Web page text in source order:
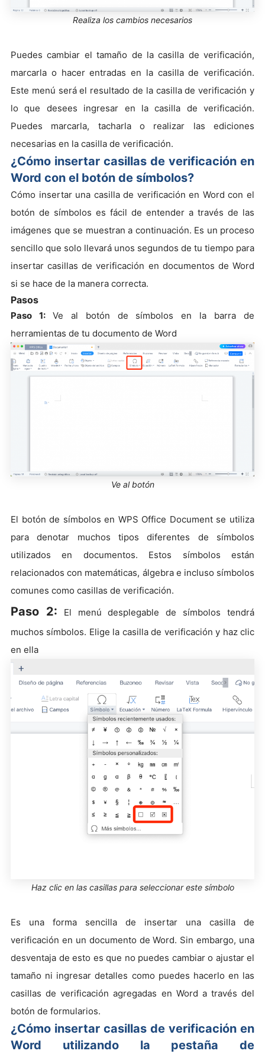
Realiza los cambios necesarios
Puedes cambiar el tamaño de la casilla de verificación,
marcarla o hacer entradas en la casilla de verificación.
Este menú será el resultado de la casilla de verificación y
lo que desees ingresar en la casilla de verificación.
Puedes marcarla, tacharla o realizar las ediciones
necesarias en la casilla de verificación.
¿Cómo insertar casillas de verificación en
Word con el botón de símbolos?
Cómo insertar una casilla de verificación en Word con el
botón de símbolos es fácil de entender a través de las
imágenes que se muestran a continuación. Es un proceso
sencillo que solo llevará unos segundos de tu tiempo para
insertar casillas de verificación en documentos de Word
si se hace de la manera correcta.
Pasos
Paso 1: Ve al botón de símbolos en la barra de
herramientas de tu documento de Word
Ve al botón
El botón de símbolos en WPS Office Document se utiliza
para denotar muchos tipos diferentes de símbolos
utilizados en documentos. Estos símbolos están
relacionados con matemáticas, álgebra e incluso símbolos
comunes como casillas de verificación.
Paso 2: El menú desplegable de símbolos tendrá
muchos símbolos. Elige la casilla de verificación y haz clic
en ella
Haz clic en las casillas para seleccionar este símbolo
Es una forma sencilla de insertar una casilla de
verificación en un documento de Word. Sin embargo, una
desventaja de esto es que no puedes cambiar o ajustar el
tamaño ni ingresar detalles como puedes hacerlo en las
casillas de verificación agregadas en Word a través del
botón de formularios.
¿Cómo insertar casillas de verificación en
Word utilizando la pestaña de